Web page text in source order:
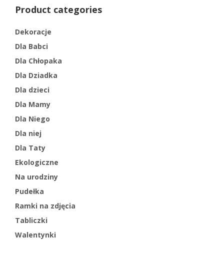
Product categories
Dekoracje
Dla Babci
Dla Chłopaka
Dla Dziadka
Dla dzieci
Dla Mamy
Dla Niego
Dla niej
Dla Taty
Ekologiczne
Na urodziny
Pudełka
Ramki na zdjęcia
Tabliczki
Walentynki